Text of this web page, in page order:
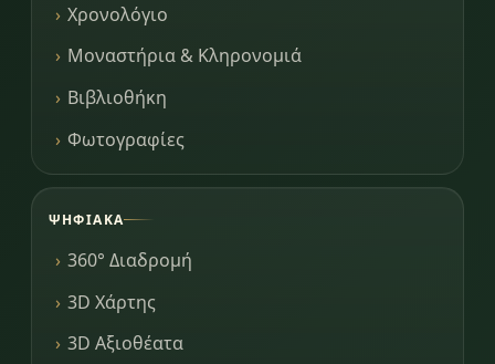
Χρονολόγιο
Μοναστήρια & Κληρονομιά
Βιβλιοθήκη
Φωτογραφίες
ΨΗΦΙΑΚΆ
360° Διαδρομή
3D Χάρτης
3D Αξιοθέατα